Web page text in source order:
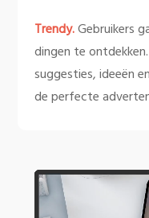
Trendy.Gebruikers
dingen te
suggesties, ideeën
de perfecte